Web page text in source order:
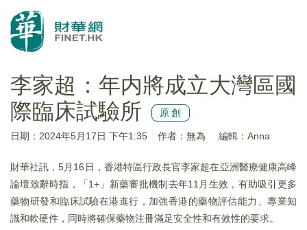
李家超：年内將成立大灣區國
際臨床試驗所
原創
日期：2024年5月17日 下午1:35 作者：無為 編輯：Anna
財華社訊，5月16日，香港特區行政長官李家超在亞洲醫療健康高峰
論壇致辭時指，「1+」新藥審批機制去年11月生效，有助吸引更多
藥物研發和臨床試驗在港進行，加強香港的藥物評估能力、專業知
識和軟硬件，同時將確保藥物注冊滿足安全性和有效性的要求。